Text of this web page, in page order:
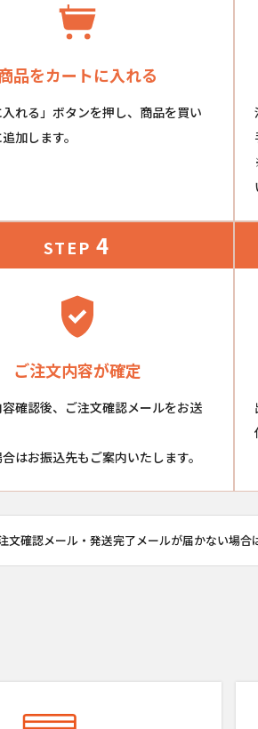
品をカートに入れる
入れる」ボタンを押し、商品を買い
加します。
STEP 4
ご注文内容が確定
確認後、ご注文確認メールをお送
はお振込先もご案内いたします。
文確認メール・発送完了メールが届かない場合